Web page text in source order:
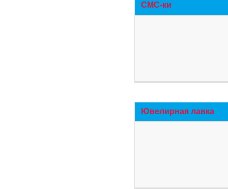
СМС-ки
Ювелирная лавка